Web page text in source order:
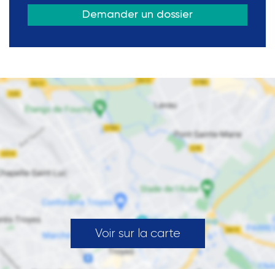
Demander un dossier
Voir sur la carte